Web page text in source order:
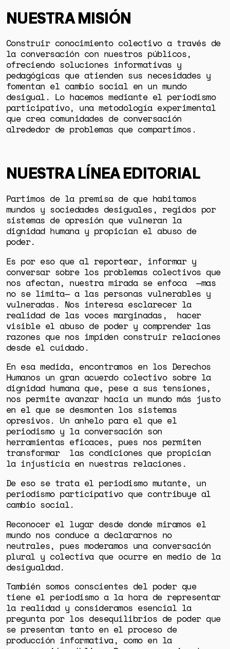
NUESTRA MISIÓN
Construir conocimiento colectivo a través de
la conversación con nuestros públicos,
ofreciendo soluciones informativas y
pedagógicas que atienden sus necesidades y
fomentan el cambio social en un mundo
desigual. Lo hacemos mediante el periodismo
participativo, una metodología experimental
que crea comunidades de conversación
alrededor de problemas que compartimos.
NUESTRA LÍNEA EDITORIAL
Partimos de la premisa de que habitamos
mundos y sociedades desiguales, regidos por
sistemas de opresión que vulneran la
dignidad humana y propician el abuso de
poder.
Es por eso que al reportear, informar y
conversar sobre los problemas colectivos que
nos afectan, nuestra mirada se enfoca —mas
no se limita— a las personas vulnerables y
vulneradas. Nos interesa esclarecer la
realidad de las voces marginadas, hacer
visible el abuso de poder y comprender las
razones que nos impiden construir relaciones
desde el cuidado.
En esa medida, encontramos en los Derechos
Humanos un gran acuerdo colectivo sobre la
dignidad humana que, pese a sus tensiones,
nos permite avanzar hacia un mundo más justo
en el que se desmonten los sistemas
opresivos. Un anhelo para el que el
periodismo y la conversación son
herramientas eficaces, pues nos permiten
transformar las condiciones que propician
la injusticia en nuestras relaciones.
De eso se trata el periodismo mutante, un
periodismo participativo que contribuye al
cambio social.
Reconocer el lugar desde donde miramos el
mundo nos conduce a declararnos no
neutrales, pues moderamos una conversación
plural y colectiva que ocurre en medio de la
desigualdad.
También somos conscientes del poder que
tiene el periodismo a la hora de representar
la realidady consideramos esencial la
pregunta por los desequilibrios de poder que
se presentan tanto en el proceso de
producción informativa, como en la